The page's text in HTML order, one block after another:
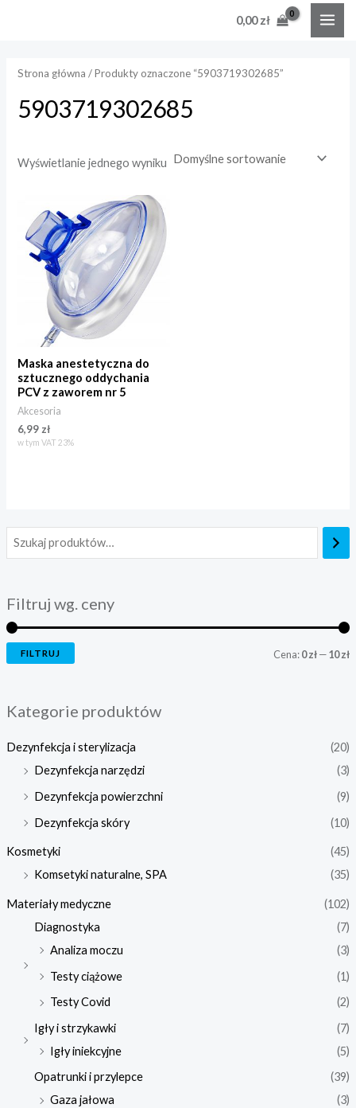
0,00zł
Filtruj wg. ceny
FILTRUJ Cena:0 zł—10 zł
Kategorie produktów
Dezynfekcja i sterylizacja
(20)
Dezynfekcja narzędzi
(3)
Dezynfekcja powierzchni
(9)
Dezynfekcja skóry
(10)
Kosmetyki
(45)
Komsetyki naturalne, SPA
(35)
Materiały medyczne
(102)
Diagnostyka
(7)
Analiza moczu
(3)
Testy ciążowe
(1)
Testy Covid
(2)
Igły i strzykawki
(7)
Igły iniekcyjne
(5)
Opatrunki i przylepce
(39)
Gaza jałowa
(3)
Strona główna / Produkty oznaczone “5903719302685”
5903719302685
Wyświetlanie jednego wyniku
Maska anestetyczna do
sztucznego oddychania
PCV z zaworem nr 5
Akcesoria
6,99zł
w tym VAT 23%